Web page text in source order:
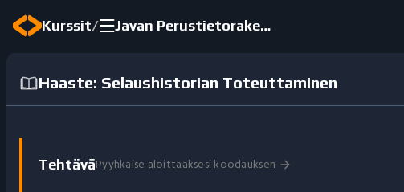
Kurssit/ Javan Perustietorakenteet
Haaste: Selaushistorian Toteuttaminen
TehtäväPyyhkäise aloittaaksesi koodauksen